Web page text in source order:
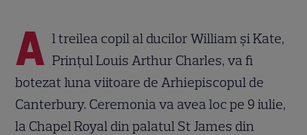
A l treilea copil al ducilor William şi Kate,
Prinţul Louis Arthur Charles, va fi
botezat luna viitoare de Arhiepiscopul de
Canterbury. Ceremonia va avea loc pe 9 iulie,
la Chapel Royal din palatul St James din